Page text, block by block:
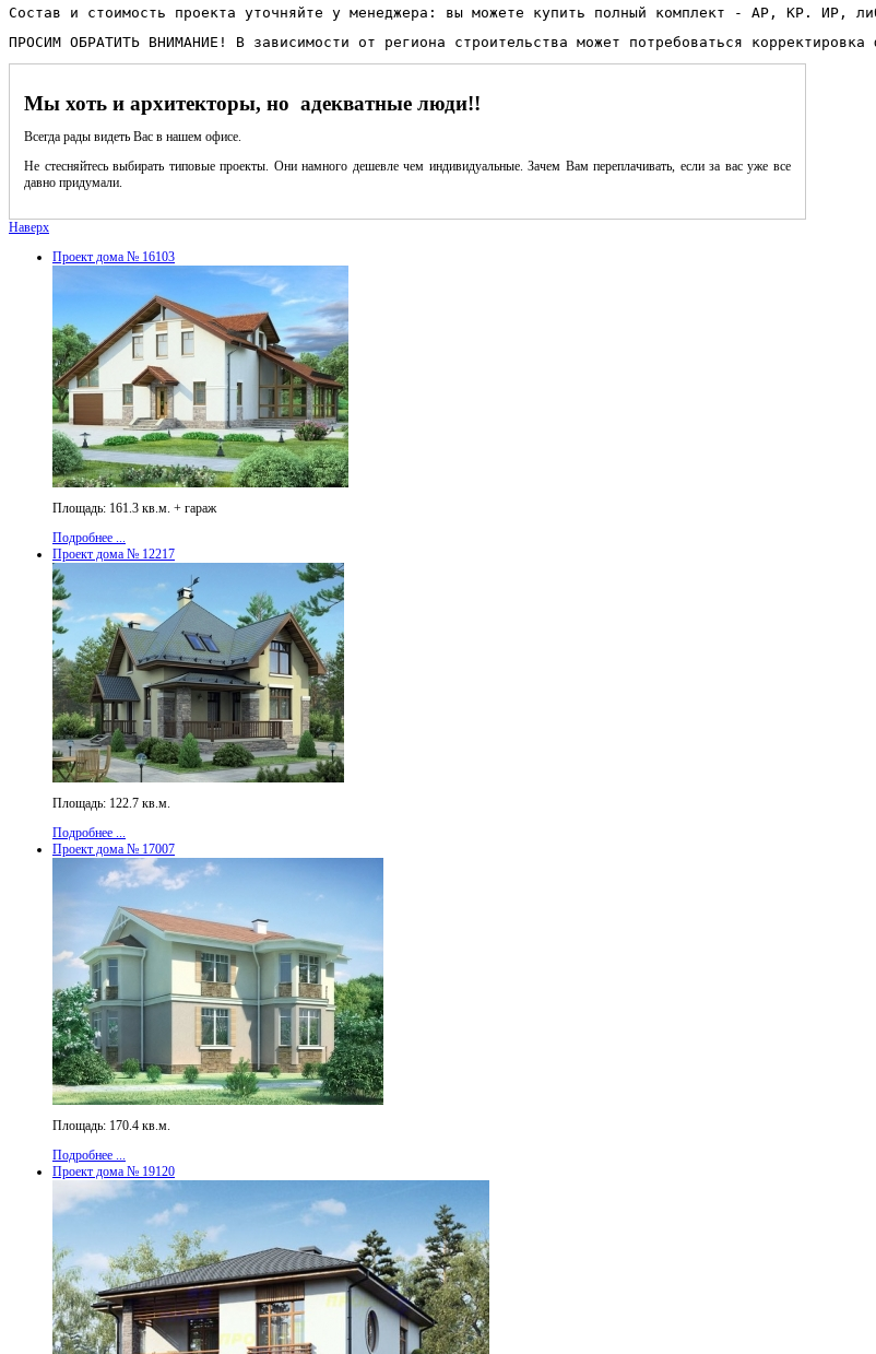
Состав и стоимость проекта уточняйте у менеджера: вы можете купить полный комплект - АР, КР. ИР,
ПРОСИМ ОБРАТИТЬ ВНИМАНИЕ! В зависимости от региона строительства может потребоваться
Мы хоть и архитекторы, но адекватные люди!!
Всегда рады видеть Вас в нашем офисе.
Не стесняйтесь выбирать типовые проекты. Они намного дешевле чем индивидуальные. Зачем Вам переплачивать, если за вас уже все
давно придумали.
Наверх
Проект дома № 16103
Площадь: 161.3 кв.м. + гараж
Подробнее ...
Проект дома № 12217
Площадь: 122.7 кв.м.
Подробнее ...
Проект дома № 17007
Площадь: 170.4 кв.м.
Подробнее ...
Проект дома № 19120